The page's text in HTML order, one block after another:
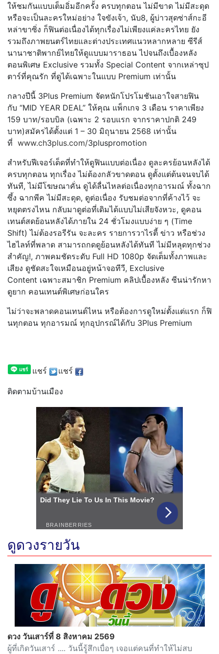
ให้ชมกันแบบเต็มอิ่มอีกครั้ง ครบทุกตอน ไม่มีขาด ไม่มีสะดุด
หรือจะเป็นละครใหม่อย่าง ใจขังเจ้า, นับ8, ผู้บ่าวสุดซ่าส์กะอี
หล่าขาซิ่ง ก็ฟินต่อเนื่องได้ทุกเรื่องไม่เพียงแค่ละครไทย ยัง
รวมถึงภาพยนตร์ไทยและต่างประเทศแนวหลากหลาย ซีรีส์
นานาชาติพากย์ไทยให้ดูแบบมาราธอน ไปจนถึงเบื้องหลัง
ตอนพิเศษ Exclusive รวมทั้ง Special Content จากเหล่าซุป
ตาร์ที่คุณรัก ที่ดูได้เฉพาะในแบบ Premium เท่านั้น
กลางปีนี้ 3Plus Premium จัดหนักโปรโมชันเอาใจสายฟิน
กับ “MID YEAR DEAL” ให้คุณ แพ็กเกจ 3 เดือน ราคาเพียง
159 บาท/รอบบิล (เฉพาะ 2 รอบแรก จากราคาปกติ 249
บาท)สมัครได้ตั้งแต่ 1 – 30 มิถุนายน 2568 เท่านั้น
ที่ www.ch3plus.com/3pluspromotion
สำหรับฟีเจอร์เด็ดที่ทำให้ดูฟินแบบต่อเนื่อง ดูละครย้อนหลังได้
ครบทุกตอน ทุกเรื่อง ไม่ต้องกลัวขาดตอน ดูตั้งแต่ต้นจนจบได้
ทันที, ไม่มีโฆษณาคั่น ดูได้ลื่นไหลต่อเนื่องทุกอารมณ์ ทั้งฉาก
ซึ้ง ฉากพีค ไม่มีสะดุด, ดูต่อเนื่อง รับชมต่อจากที่ค้างไว้ จะ
หยุดตรงไหน กลับมาดูต่อที่เดิมได้แบบไม่เสียจังหวะ, ดูคอน
เทนต์สดย้อนหลังได้ภายใน 24 ชั่วโมงแบบง่าย ๆ (Time
Shift) ไม่ต้องรอรีรัน จะละคร รายการวาไรตี้ ข่าว หรือช่วง
ไฮไลท์ที่พลาด สามารถกดดูย้อนหลังได้ทันที ไม่มีหลุดทุกช่วง
สำคัญ!, ภาพคมชัดระดับ Full HD 1080p จัดเต็มทั้งภาพและ
เสียง ดูชัดสะใจเหมือนอยู่หน้าจอทีวี, Exclusive
Content เฉพาะสมาชิก Premium คลิปเบื้องหลัง ซีนน่ารักหา
ดูยาก คอนเทนต์พิเศษก่อนใคร
ไม่ว่าจะพลาดคอนเทนต์ไหน หรือต้องการดูใหม่ตั้งแต่แรก ก็ฟิ
นทุกตอน ทุกอารมณ์ ทุกอุปกรณ์ได้กับ 3Plus Premium
แชร์ แชร์
ติดตามบ้านเมือง
ดูดวงรายวัน
ดวง วันเสาร์ที่ 8 สิงหาคม 2569
ผู้ที่เกิดวันเสาร์ .... วันนี้รู้สึกเบื่อๆ เจอแต่คนที่ทำให้ไม่สบ